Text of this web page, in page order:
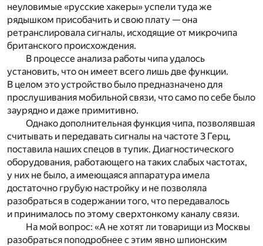
неуловимые «русские хакеры» успели туда же
рядышком присобачить и свою плату — она
ретранслировала сигналы, исходящие от микрочипа
британского происхождения.
В процессе анализа работы чипа удалось
установить, что он имеет всего лишь две функции.
В целом это устройство было предназначено для
прослушивания мобильной связи, что само по себе было
заурядно и даже примитивно.
Однако дополнительная функция чипа, позволявшая
считывать и передавать сигналы на частоте 3 Герц,
поставила наших спецов в тупик. Диагностического
оборудования, работающего на таких слабых частотах,
у них не было, а имеющаяся аппаратура имела
достаточно грубую настройку и не позволяла
разобраться в содержании того, что передавалось
и принималось по этому сверхтонкому каналу связи.
На мой вопрос: «А не хотят ли товарищи из Москвы
разобраться поподробнее с этим явно шпионским